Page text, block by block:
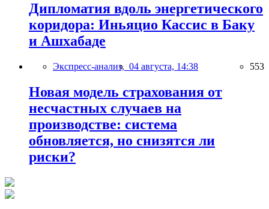
Дипломатия вдоль энергетического
коридора: Иньяцио Кассис в Баку
и Ашхабаде
Экспресс-анализ, 04 августа, 14:38 553
Новая модель страхования от
несчастных случаев на
производстве: система
обновляется, но снизятся ли
риски?